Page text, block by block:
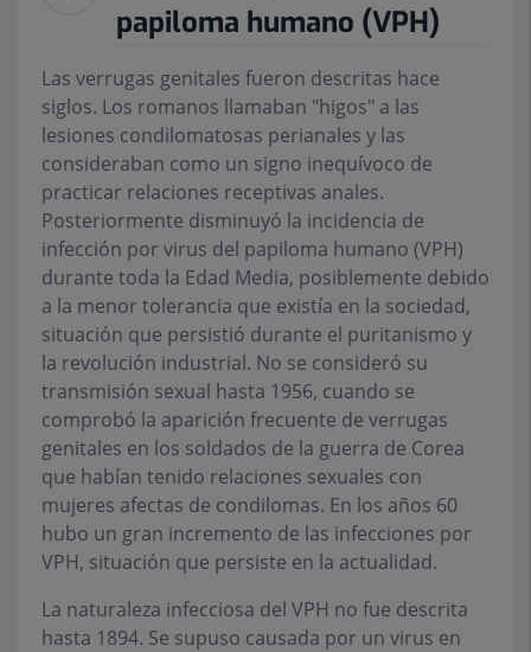
papiloma humano (VPH)
Las verrugas genitales fueron descritas hace
siglos. Los romanos llamaban "higos" a las
lesiones condilomatosas perianales y las
consideraban como un signo inequívoco de
practicar relaciones receptivas anales.
Posteriormente disminuyó la incidencia de
infección por virus del papiloma humano (VPH)
durante toda la Edad Media, posiblemente debido
a la menor tolerancia que existía en la sociedad,
situación que persistió durante el puritanismo y
la revolución industrial. No se consideró su
transmisión sexual hasta 1956, cuando se
comprobó la aparición frecuente de verrugas
genitales en los soldados de la guerra de Corea
que habían tenido relaciones sexuales con
mujeres afectas de condilomas. En los años 60
hubo un gran incremento de las infecciones por
VPH, situación que persiste en la actualidad.
La naturaleza infecciosa del VPH no fue descrita
hasta 1894. Se supuso causada por un virus en